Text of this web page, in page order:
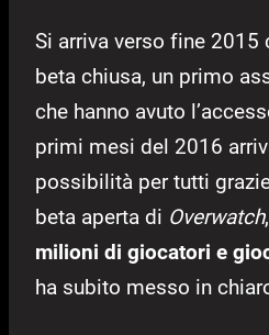
Si arriva verso fine
beta chiusa, un primo
che hanno avuto
primi mesi del 2016
possibilità per tutti
beta aperta di Overwatch
milioni di giocatori e
ha subito messo in